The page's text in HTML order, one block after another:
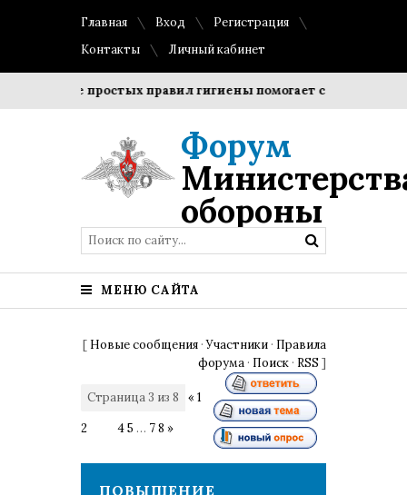
Главная Вход
Регистрация
Контакты
Личный кабинет
простых правил гигиены помогает сохранить
Форум
обороны
МЕНЮ САЙТА
[ Новые сообщения ·Участники · Правила
форума · Поиск · RSS ]
Страница 3 из 8 « 1
2
45 … 78 »
ПОВЫШЕНИЕ